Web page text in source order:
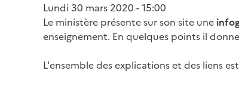
Lundi 30 mars 2020 - 15:00
Le ministère présente sur son site une
enseignement. En quelques points il
L'ensemble des explications et des liens